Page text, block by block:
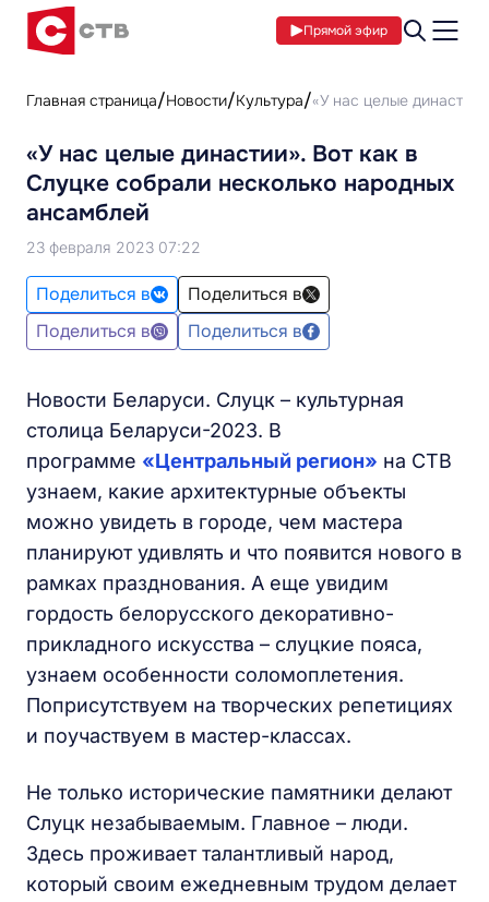
Прямой эфир
Главная страница Новости Культура «У нас целые
«У нас целые династии». Вот как в
Слуцке собрали несколько народных
ансамблей
23 февраля 2023 07:22
Поделиться в
Поделиться в
Поделиться в
Поделиться в
Новости Беларуси. Слуцк – культурная
столица Беларуси-2023. В
программе «Центральный регион» на СТВ
узнаем, какие архитектурные объекты
можно увидеть в городе, чем мастера
планируют удивлять и что появится нового в
рамках празднования. А еще увидим
гордость белорусского декоративно-
прикладного искусства – слуцкие пояса,
узнаем особенности соломоплетения.
Поприсутствуем на творческих репетициях
и поучаствуем в мастер-классах.
Не только исторические памятники делают
Слуцк незабываемым. Главное – люди.
Здесь проживает талантливый народ,
который своим ежедневным трудом делает